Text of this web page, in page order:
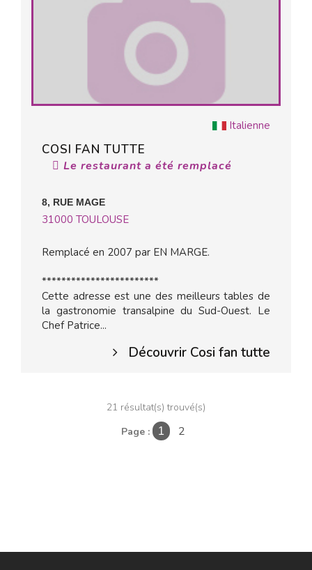
Italienne
COSI FAN TUTTE
Le restaurant a été remplacé
8, RUE MAGE
31000 TOULOUSE
Remplacé en 2007 par EN MARGE.
************************
Cette adresse est une des meilleurs tables de
la gastronomie transalpine du Sud-Ouest. Le
Chef Patrice...
Découvrir Cosi fan tutte
21 résultat(s) trouvé(s)
Page :
1 2